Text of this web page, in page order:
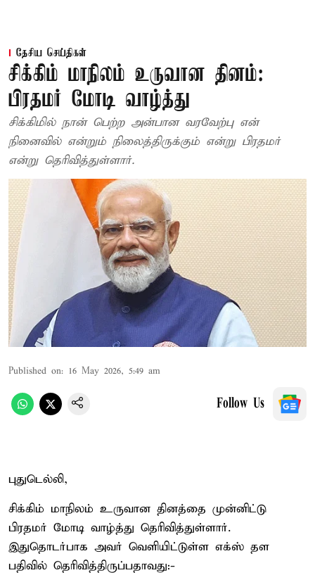
தேசிய செய்திகள்
சிக்கிம் மாநிலம் உருவான தினம்:
பிரதமர் மோடி வாழ்த்து
சிக்கிமில் நான் பெற்ற அன்பான வரவேற்பு என்
நினைவில் என்றும் நிலைத்திருக்கும் என்று பிரதமர்
என்று தெரிவித்துள்ளார்.
Published on: 16 May 2026, 5:49 am
Follow Us
புதுடெல்லி,
சிக்கிம் மாநிலம் உருவான தினத்தை முன்னிட்டு
பிரதமர் மோடி வாழ்த்து தெரிவித்துள்ளார்.
இதுதொடர்பாக அவர் வெளியிட்டுள்ள எக்ஸ் தள
பதிவில் தெரிவித்திருப்பதாவது:-